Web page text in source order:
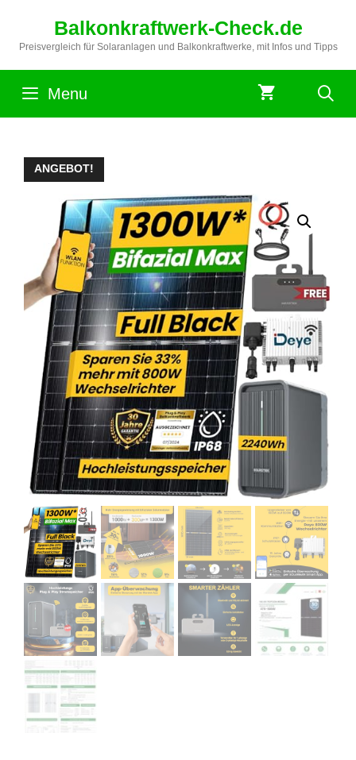
springen
Balkonkraftwerk-Check.de
Preisvergleich für Solaranlagen und Balkonkraftwerke, mit Infos und Tipps
Menu
ANGEBOT!